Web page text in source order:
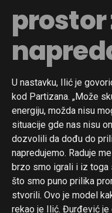
prostor
U nastavku, Ilić je
kod Partizana. „Može
energiju, možda nisu
situacije gde nas nisu
dozvolili da dođu do
napredujemo. Raduje
brzo smo igrali i iz toga
što smo puno prilika
stvorili. Ovo je model
rekao je Ilić. Đurđević je